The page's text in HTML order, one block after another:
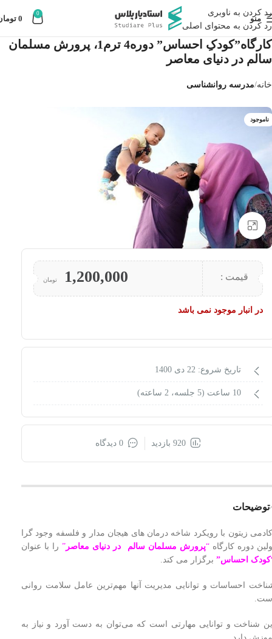
رد کردن به ناوبری
رد کردن به محتوای اصلی
منو
0
0
کارگاه”کودکِ احساس” دوره‌4 ترم‌1، پرورش مسلمان
سالم در دنیای معاصر
خانه مدرسه روانشناسی
ناموجود
بزرگنمایی تصویر
قیمت : 1,200,000 تومان
در انبار موجود نمی باشد
تاریخ شروع: 22 دی 1400
10 ساعت (5 جلسه، 2 ساعته)
920 بازدید 0 دیدگاه
توضیحات
زیتون با رویکرد شاخه درمان های هیجان مدار و فلسفه وجود گرا
دوره کارگاه “پرورش مسلمان سالم در دنیای معاصر ”را با عنوان
احساس” برگزار می کند.
احساسات و توانایی مدیریت آنها مهم‌ترین عامل سلامت روانی
شناخت و توانايی مهارتی است که می‌توان به دست آورد و نياز به